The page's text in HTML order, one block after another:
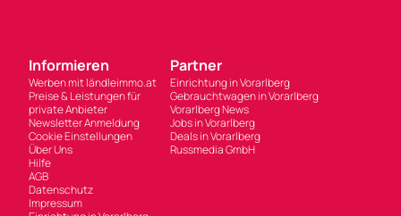
Informieren
Werben mit ländleimmo.at
Preise & Leistungen für
private Anbieter
Newsletter Anmeldung
Cookie Einstellungen
Über Uns
Hilfe
AGB
Datenschutz
Impressum
Partner
Einrichtung in Vorarlberg
Gebrauchtwagen in Vorarlberg
Vorarlberg News
Jobs in Vorarlberg
Deals in Vorarlberg
Russmedia GmbH